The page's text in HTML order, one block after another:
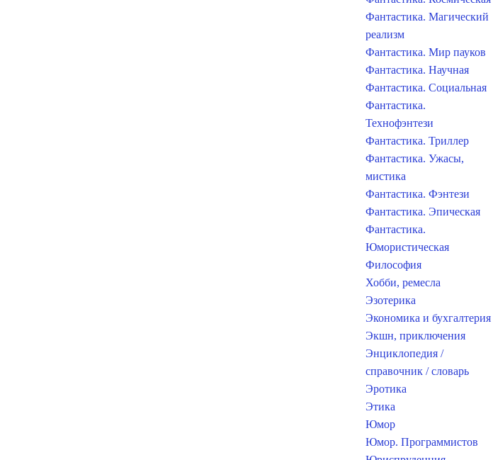
Фантастика. Магический
реализм
Фантастика. Мир пауков
Фантастика. Научная
Фантастика. Социальная
Фантастика.
Технофэнтези
Фантастика. Триллер
Фантастика. Ужасы,
мистика
Фантастика. Фэнтези
Фантастика. Эпическая
Фантастика.
Юмористическая
Философия
Хобби, ремесла
Эзотерика
Экономика и бухгалтерия
Экшн, приключения
Энциклопедия /
справочник / словарь
Эротика
Этика
Юмор
Юмор. Программистов